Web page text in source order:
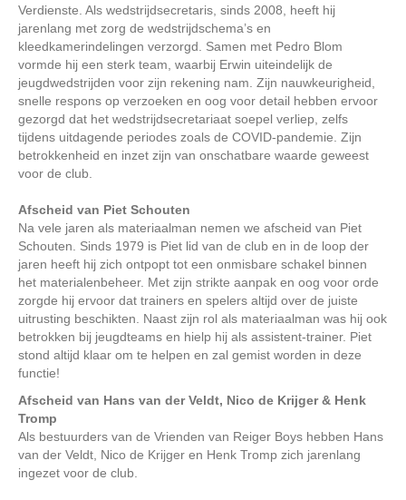
Verdienste. Als wedstrijdsecretaris, sinds 2008, heeft hij
jarenlang met zorg de wedstrijdschema’s en
kleedkamerindelingen verzorgd. Samen met Pedro Blom
vormde hij een sterk team, waarbij Erwin uiteindelijk de
jeugdwedstrijden voor zijn rekening nam. Zijn nauwkeurigheid,
snelle respons op verzoeken en oog voor detail hebben ervoor
gezorgd dat het wedstrijdsecretariaat soepel verliep, zelfs
tijdens uitdagende periodes zoals de COVID-pandemie. Zijn
betrokkenheid en inzet zijn van onschatbare waarde geweest
voor de club.
Afscheid van Piet Schouten
Na vele jaren als materiaalman nemen we afscheid van Piet
Schouten. Sinds 1979 is Piet lid van de club en in de loop der
jaren heeft hij zich ontpopt tot een onmisbare schakel binnen
het materialenbeheer. Met zijn strikte aanpak en oog voor orde
zorgde hij ervoor dat trainers en spelers altijd over de juiste
uitrusting beschikten. Naast zijn rol als materiaalman was hij ook
betrokken bij jeugdteams en hielp hij als assistent-trainer. Piet
stond altijd klaar om te helpen en zal gemist worden in deze
functie!
Afscheid van Hans van der Veldt, Nico de Krijger & Henk
Tromp
Als bestuurders van de Vrienden van Reiger Boys hebben Hans
van der Veldt, Nico de Krijger en Henk Tromp zich jarenlang
ingezet voor de club.